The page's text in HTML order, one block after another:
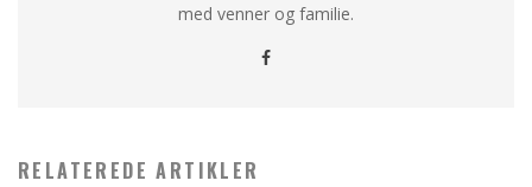
med venner og familie.
RELATEREDE ARTIKLER